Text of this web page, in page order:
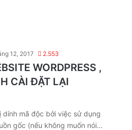
12, 2017 2.553
WORDPRESS ,
CÀI ĐẶT LẠI
dính mã độc bởi việc sử dụng
gốc (nếu không muốn nói…